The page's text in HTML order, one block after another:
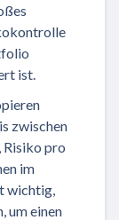
ist.
zwischen
Risiko pro
im
wichtig,
um einen